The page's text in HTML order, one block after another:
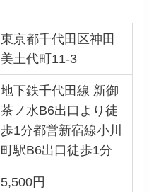
東京都千代田区神田
美土代町11-3
地下鉄千代田線 新御
茶ノ水B6出口より徒
歩1分都営新宿線小川
町駅B6出口徒歩1分
5,500円